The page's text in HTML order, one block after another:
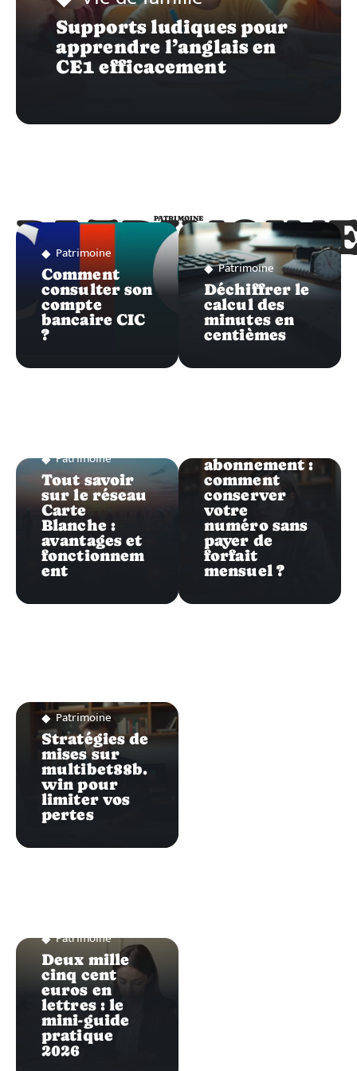
Supports ludiques pour
apprendre l’anglais en
CE1 efficacement
PATRIMOINE
Patrimoine
Comment
consulter son
compte
bancaire CIC
?
Patrimoine
Tout savoir
sur le réseau
Carte
Blanche :
avantages et
fonctionnem
ent
Patrimoine
Stratégies de
mises sur
multibet88b.
win pour
limiter vos
pertes
Patrimoine
Deux mille
cinq cent
euros en
lettres : le
mini-guide
pratique
2026
Patrimoine
Déchiffrer le
calcul des
minutes en
centièmes
abonnement :
comment
conserver
votre
numéro sans
payer de
forfait
mensuel ?